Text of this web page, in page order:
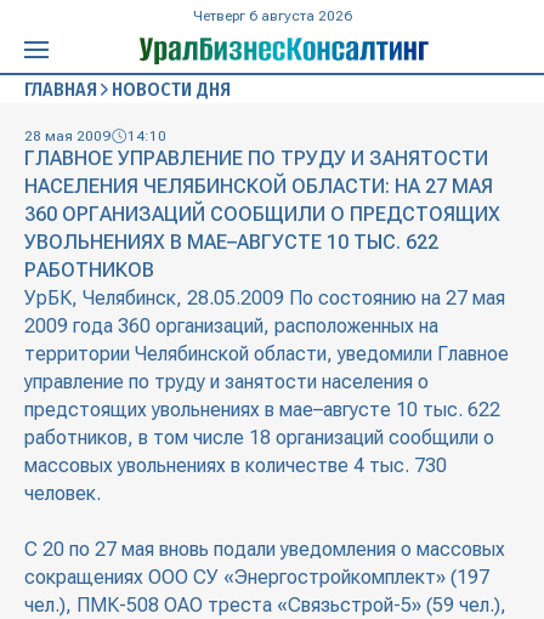
Четверг 6 августа 2026
ГЛАВНАЯ НОВОСТИ ДНЯ
28 мая 2009 14:10
ГЛАВНОЕ УПРАВЛЕНИЕ ПО ТРУДУ И ЗАНЯТОСТИ
НАСЕЛЕНИЯ ЧЕЛЯБИНСКОЙ ОБЛАСТИ: НА 27 МАЯ
360 ОРГАНИЗАЦИЙ СООБЩИЛИ О ПРЕДСТОЯЩИХ
УВОЛЬНЕНИЯХ В МАЕ–АВГУСТЕ 10 ТЫС. 622
РАБОТНИКОВ
УрБК, Челябинск, 28.05.2009 По состоянию на 27 мая
2009 года 360 организаций, расположенных на
территории Челябинской области, уведомили Главное
управление по труду и занятости населения о
предстоящих увольнениях в мае–августе 10 тыс. 622
работников, в том числе 18 организаций сообщили о
массовых увольнениях в количестве 4 тыс. 730
человек.
С 20 по 27 мая вновь подали уведомления о массовых
сокращениях ООО СУ «Энергостройкомплект» (197
чел.), ПМК-508 ОАО треста «Связьстрой-5» (59 чел.),